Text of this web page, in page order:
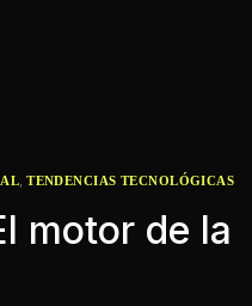
,TENDENCIAS TECNOLÓGICAS
motor de la